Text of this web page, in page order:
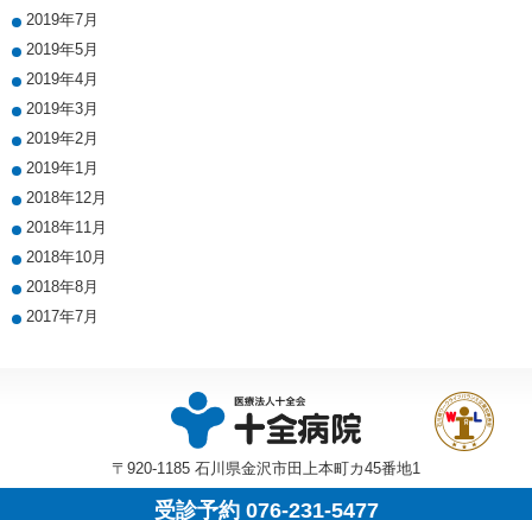
2019年7月
2019年5月
2019年4月
2019年3月
2019年2月
2019年1月
2018年12月
2018年11月
2018年10月
2018年8月
2017年7月
〒920-1185 石川県金沢市田上本町カ45番地1
受診予約 076-231-5477